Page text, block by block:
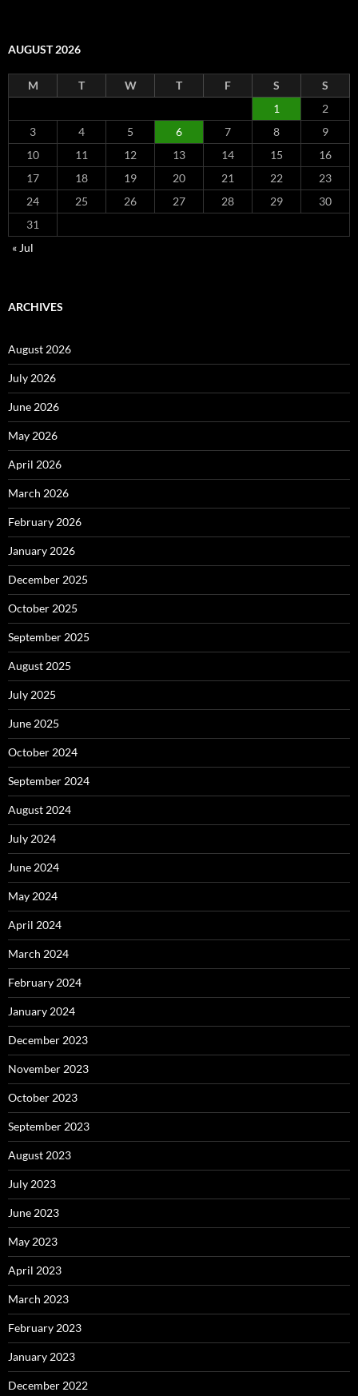
AUGUST 2026
M T W T F S
S
1
2
3
4 5 6 7 8
9
10
11 12 13 14 15
16
17
18 19 20 21 22
23
24
25 26 27 28 29
30
31
« Jul
ARCHIVES
August 2026
July 2026
June 2026
May 2026
April 2026
March 2026
February 2026
January 2026
December 2025
October 2025
September 2025
August 2025
July 2025
June 2025
October 2024
September 2024
August 2024
July 2024
June 2024
May 2024
April 2024
March 2024
February 2024
January 2024
December 2023
November 2023
October 2023
September 2023
August 2023
July 2023
June 2023
May 2023
April 2023
March 2023
February 2023
January 2023
December 2022